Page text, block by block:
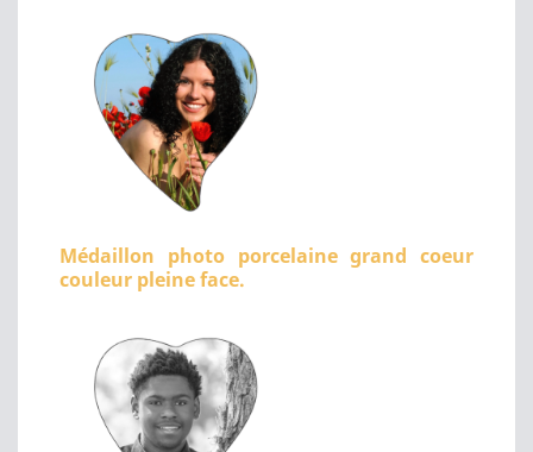
Médaillon photo porcelaine grand coeur
couleur pleine face.